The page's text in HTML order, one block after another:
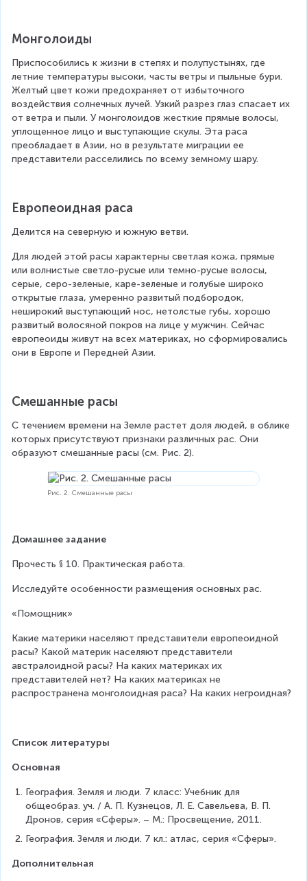
Монголоиды
Приспособились к жизни в степях и полупустынях, где
летние температуры высоки, часты ветры и пыльные бури.
Желтый цвет кожи предохраняет от избыточного
воздействия солнечных лучей. Узкий разрез глаз спасает их
от ветра и пыли. У монголоидов жесткие прямые волосы,
уплощенное лицо и выступающие скулы. Эта раса
преобладает в Азии, но в результате миграции ее
представители расселились по всему земному шару.
Европеоидная раса
Делится на северную и южную ветви.
Для людей этой расы характерны светлая кожа, прямые
или волнистые светло-русые или темно-русые волосы,
серые, серо-зеленые, каре-зеленые и голубые широко
открытые глаза, умеренно развитый подбородок,
неширокий выступающий нос, нетолстые губы, хорошо
развитый волосяной покров на лице у мужчин. Сейчас
европеоиды живут на всех материках, но сформировались
они в Европе и Передней Азии.
Смешанные расы
С течением времени на Земле растет доля людей, в облике
которых присутствуют признаки различных рас. Они
образуют смешанные расы (см. Рис. 2).
Рис. 2. Смешанные расы
Домашнее задание
Прочесть § 10. Практическая работа.
Исследуйте особенности размещения основных рас.
«Помощник»
Какие материки населяют представители европеоидной
расы? Какой материк населяют представители
австралоидной расы? На каких материках их
представителей нет? На каких материках не
распространена монголоидная раса? На каких негроидная?
Список литературы
Основная
География. Земля и люди. 7 класс: Учебник для
общеобраз. уч. / А. П. Кузнецов, Л. Е. Савельева, В. П.
Дронов, серия «Сферы». – М.: Просвещение, 2011.
География. Земля и люди. 7 кл.: атлас, серия «Сферы».
Дополнительная